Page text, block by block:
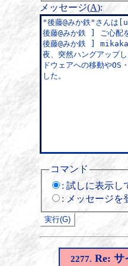
メッセージ(A):
コマンド
:試しに表示し
: メッセージを
2277. Re: サ